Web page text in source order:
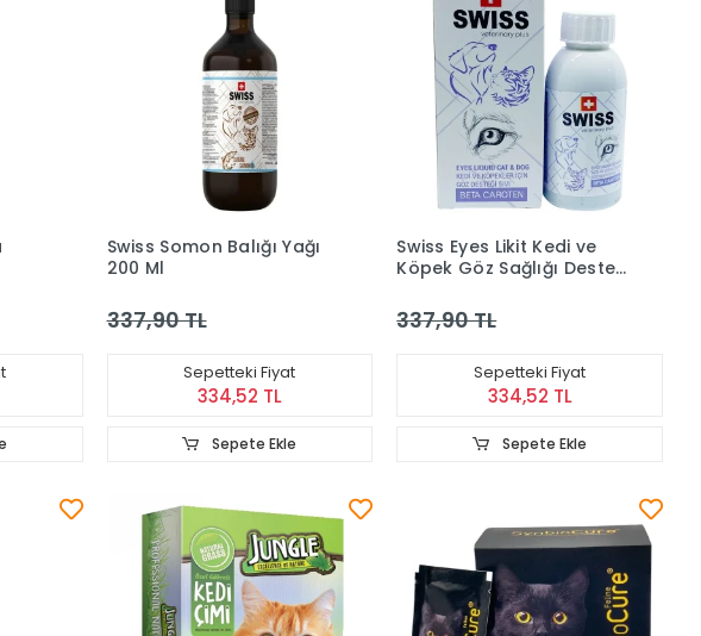
Swiss Somon Balığı Yağı
200 Ml
337,90 TL
Sepetteki Fiyat
334,52 TL
Sepete Ekle
Swiss Eyes Likit Kedi ve
Köpek Göz Sağlığı Destek
337,90 TL
Sepetteki Fiyat
334,52 TL
Sepete Ekle